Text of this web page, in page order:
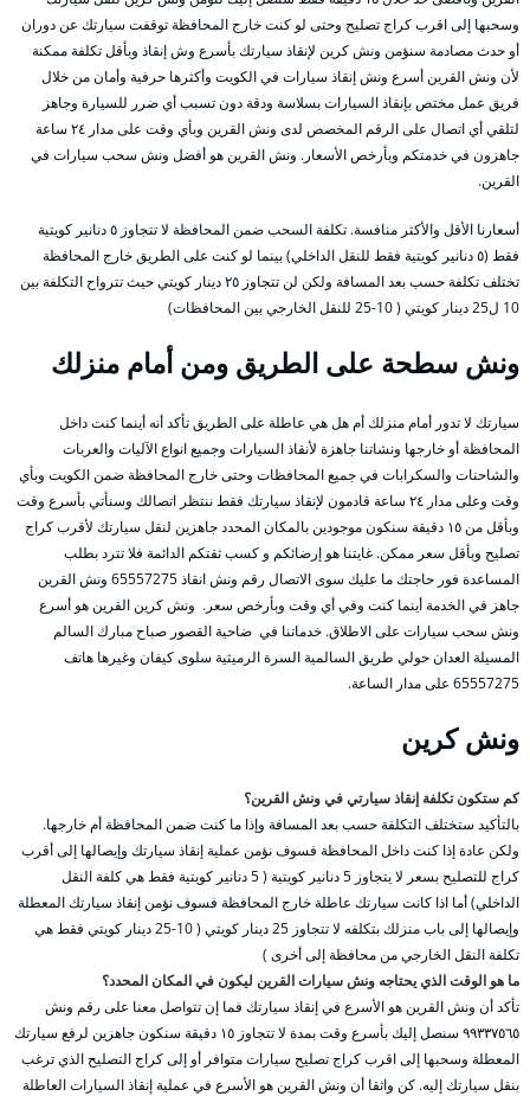
وسحبها إلى اقرب كراج تصليح وحتى لو كنت خارج المحافظة توقفت سيارتك عن دوران
أو حدث مصادمة سنؤمن ونش كرين لإنقاذ سيارتك بأسرع وش إنقاذ وبأقل تكلفة ممكنة
لأن ونش القرين أسرع ونش إنقاذ سيارات في الكويت وأكثرها حرفية وأمان من خلال
فريق عمل مختص بإنقاذ السيارات بسلاسة ودقة دون تسبب أي ضرر للسيارة وجاهز
لتلقي أي اتصال على الرقم المخصص لدى ونش القرين وبأي وقت على مدار ٢٤ ساعة
جاهزون في خدمتكم وبأرخص الأسعار. ونش القرين هو أفضل ونش سحب سيارات في
القرين.
أسعارنا الأقل والأكثر منافسة. تكلفة السحب ضمن المحافظة لا تتجاوز ٥ دنانير كويتية
فقط (٥ دنانير كويتية فقط للنقل الداخلي) بينما لو كنت على الطريق خارج المحافظة
تختلف تكلفة حسب بعد المسافة ولكن لن تتجاوز ٢٥ دينار كويتي حيث تترواح التكلفة بين
10 ل25 دينار كويتي ( 10-25 للنقل الخارجي بين المحافظات)
ونش سطحة على الطريق ومن أمام منزلك
سيارتك لا تدور أمام منزلك أم هل هي عاطلة على الطريق تأكد أنه أينما كنت داخل
المحافظة أو خارجها ونشاتنا جاهزة لأنقاذ السيارات وجميع انواع الآليات والعربات
والشاحنات والسكرابات في جميع المحافظات وحتى خارج المحافظة ضمن الكويت وبأي
وقت وعلى مدار ٢٤ ساعة قادمون لإنقاذ سيارتك فقط ننتظر اتصالك وسنأتي بأسرع وقت
وبأقل من ١٥ دقيقة سنكون موجودين بالمكان المحدد جاهزين لنقل سيارتك لأقرب كراج
تصليح وبأقل سعر ممكن. غايتنا هو إرضائكم و كسب ثقتكم الدائمة فلا تترد بطلب
المساعدة فور حاجتك ما عليك سوى الاتصال رقم ونش انقاذ 65557275 ونش القرين
جاهز في الخدمة أينما كنت وفي أي وقت وبأرخص سعر. ونش كرين القرين هو أسرع
ونش سحب سيارات على الاطلاق. خدماتنا في ضاحية القصور صباح مبارك السالم
المسيلة العدان حولي طريق السالمية السرة الرميثية سلوى كيفان وغيرها هاتف
65557275 على مدار الساعة.
ونش كرين
كم ستكون تكلفة إنقاذ سيارتي في ونش القرين؟
بالتأكيد ستختلف التكلفة حسب بعد المسافة وإذا ما كنت ضمن المحافظة أم خارجها.
ولكن عادة إذا كنت داخل المحافظة فسوف نؤمن عملية إنقاذ سيارتك وإيصالها إلى أقرب
كراج للتصليح بسعر لا يتجاوز 5 دنانير كويتية ( 5 دنانير كويتية فقط هي كلفة النقل
الداخلي) أما اذا كانت سيارتك عاطلة خارج المحافظة فسوف نؤمن إنقاذ سيارتك المعطلة
وإيصالها إلى باب منزلك بتكلفه لا تتجاوز 25 دينار كويتي ( 10-25 دينار كويتي فقط هي
تكلفة النقل الخارجي من محافظة إلى أخرى )
ما هو الوقت الذي يحتاجه ونش سيارات القرين ليكون في المكان المحدد؟
تأكد أن ونش القرين هو الأسرع في إنقاذ سيارتك فما إن تتواصل معنا على رقم ونش
٩٩٣٣٧٥٦٥ سنصل إليك بأسرع وقت بمدة لا تتجاوز ١٥ دقيقة سنكون جاهزين لرفع سيارتك
المعطلة وسحبها إلى اقرب كراج تصليح سيارات متوافر أو إلى كراج التصليح الذي ترغب
بنقل سيارتك إليه. كن واثقا أن ونش القرين هو الأسرع في عملية إنقاذ السيارات العاطلة